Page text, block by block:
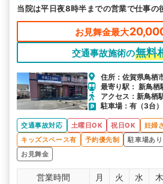
当院は平日夜8時半までの営業で仕事の
お見舞金最大
交通事故施術の無料
住所：佐賀県鳥栖
最寄り駅： 新鳥
アクセス：新鳥栖
駐車場：有（3台）
交通事故対応 土曜日OK 祝日OK 妊婦
キッズスペース有
予約優先制 駐車場あり
お見舞金
営業時間 月 火 水 木